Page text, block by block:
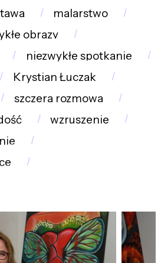
malarstwo
obrazy
niezwykłe spotkanie
Krystian Łuczak
szczera rozmowa
wzruszenie